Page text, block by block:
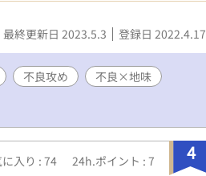
最終更新日 2023.5.3 登録日 2022.4.17
不良攻め
不良×地味
4
入り : 74 24h.ポイント : 7